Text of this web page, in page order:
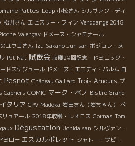
Pattes-Loup 小松さん シルヴァン・ディ
松井さん エピスリー・フィン Venddange 2018
Valençay ドメーヌ・シャモナール
ユウコさん Izu Sakano Jun san ボジョレ・ヌ
Pet Nat 試飲会 収穫29回記念・ドミニック・
ドスケジュール ドメーヌ・エロディ・バルム 自
Pesnot Château Gaillard Trois Amours プ
Capriers COMIC マーク・ペノ Bistro Grand
イタリア CPV Madoka 岩田さん（岩ちゃん）
ぺ
リュアール 2018年収穫・レオニス Cornas Tom
Dégustation Uchida san シルヴァン・
ミロー エスカルポレット シャトー・プピー